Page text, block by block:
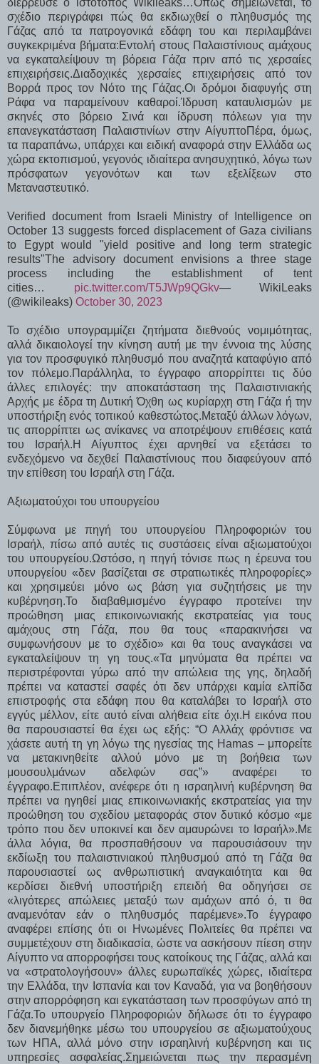
σχέδιο περιγράφει πώς θα εκδιωχθεί ο πληθυσμός της
Γάζας από τα πατρογονικά εδάφη του και περιλαμβάνει
συγκεκριμένα βήματα:Εντολή στους Παλαιστίνιους αμάχους
να εγκαταλείψουν τη βόρεια Γάζα πριν από τις χερσαίες
επιχειρήσεις.Διαδοχικές χερσαίες επιχειρήσεις από τον
Βορρά προς τον Νότο της Γάζας.Οι δρόμοι διαφυγής στη
Ράφα να παραμείνουν καθαροί.Ίδρυση καταυλισμών με
σκηνές στο βόρειο Σινά και ίδρυση πόλεων για την
επανεγκατάσταση Παλαιστινίων στην ΑίγυπτοΠέρα, όμως,
τα παραπάνω, υπάρχει και ειδική αναφορά στην Ελλάδα ως
χώρα εκτοπισμού, γεγονός ιδιαίτερα ανησυχητικό, λόγω των
πρόσφατων γεγονότων και των εξελίξεων στο
Μεταναστευτικό.
Verified document from Israeli Ministry of Intelligence on
October 13 suggests forced displacement of Gaza civilians
to Egypt would "yield positive and long term strategic
results"The advisory document envisions a three stage
process including the establishment of tent
cities… pic.twitter.com/T5JWp9QGkv— WikiLeaks
(@wikileaks) October 30, 2023
Το σχέδιο υπογραμμίζει ζητήματα διεθνούς νομιμότητας,
αλλά δικαιολογεί την κίνηση αυτή με την έννοια της λύσης
για τον προσφυγικό πληθυσμό που αναζητά καταφύγιο από
τον πόλεμο.Παράλληλα, το έγγραφο απορρίπτει τις δύο
άλλες επιλογές: την αποκατάσταση της Παλαιστινιακής
Αρχής με έδρα τη Δυτική Όχθη ως κυρίαρχη στη Γάζα ή την
υποστήριξη ενός τοπικού καθεστώτος.Μεταξύ άλλων λόγων,
τις απορρίπτει ως ανίκανες να αποτρέψουν επιθέσεις κατά
του Ισραήλ.Η Αίγυπτος έχει αρνηθεί να εξετάσει το
ενδεχόμενο να δεχθεί Παλαιστίνιους που διαφεύγουν από
την επίθεση του Ισραήλ στη Γάζα.
Αξιωματούχοι του υπουργείου
Σύμφωνα με πηγή του υπουργείου Πληροφοριών του
Ισραήλ, πίσω από αυτές τις συστάσεις είναι αξιωματούχοι
του υπουργείου.Ωστόσο, η πηγή τόνισε πως η έρευνα του
υπουργείου «δεν βασίζεται σε στρατιωτικές πληροφορίες»
και χρησιμεύει μόνο ως βάση για συζητήσεις με την
κυβέρνηση.Το διαβαθμισμένο έγγραφο προτείνει την
προώθηση μιας επικοινωνιακής εκστρατείας για τους
αμάχους στη Γάζα, που θα τους «παρακινήσει να
συμφωνήσουν με το σχέδιο» και θα τους αναγκάσει να
εγκαταλείψουν τη γη τους.«Τα μηνύματα θα πρέπει να
περιστρέφονται γύρω από την απώλεια της γης, δηλαδή
πρέπει να καταστεί σαφές ότι δεν υπάρχει καμία ελπίδα
επιστροφής στα εδάφη που θα καταλάβει το Ισραήλ στο
εγγύς μέλλον, είτε αυτό είναι αλήθεια είτε όχι.Η εικόνα που
θα παρουσιαστεί θα έχει ως εξής: “Ο Αλλάχ φρόντισε να
χάσετε αυτή τη γη λόγω της ηγεσίας της Hamas – μπορείτε
να μετακινηθείτε αλλού μόνο με τη βοήθεια των
μουσουλμάνων αδελφών σας”» αναφέρει το
έγγραφο.Επιπλέον, ανέφερε ότι η ισραηλινή κυβέρνηση θα
πρέπει να ηγηθεί μιας επικοινωνιακής εκστρατείας για την
προώθηση του σχεδίου μεταφοράς στον δυτικό κόσμο «με
τρόπο που δεν υποκινεί και δεν αμαυρώνει το Ισραήλ».Με
άλλα λόγια, θα προσπαθήσουν να παρουσιάσουν την
εκδίωξη του παλαιστινιακού πληθυσμού από τη Γάζα θα
παρουσιαστεί ως ανθρωπιστική αναγκαιότητα και θα
κερδίσει διεθνή υποστήριξη επειδή θα οδηγήσει σε
«λιγότερες απώλειες μεταξύ των αμάχων από ό, τι θα
αναμενόταν εάν ο πληθυσμός παρέμενε».Το έγγραφο
αναφέρει επίσης ότι οι Ηνωμένες Πολιτείες θα πρέπει να
συμμετέχουν στη διαδικασία, ώστε να ασκήσουν πίεση στην
Αίγυπτο να απορροφήσει τους κατοίκους της Γάζας, αλλά και
να «στρατολογήσουν» άλλες ευρωπαϊκές χώρες, ιδιαίτερα
την Ελλάδα, την Ισπανία και τον Καναδά, για να βοηθήσουν
στην απορρόφηση και εγκατάσταση των προσφύγων από τη
Γάζα.Το υπουργείο Πληροφοριών δήλωσε ότι το έγγραφο
δεν διανεμήθηκε μέσω του υπουργείου σε αξιωματούχους
των ΗΠΑ, αλλά μόνο στην ισραηλινή κυβέρνηση και τις
υπηρεσίες ασφαλείας.Σημειώνεται πως την περασμένη